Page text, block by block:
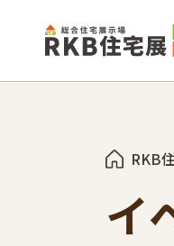
RKB
イ